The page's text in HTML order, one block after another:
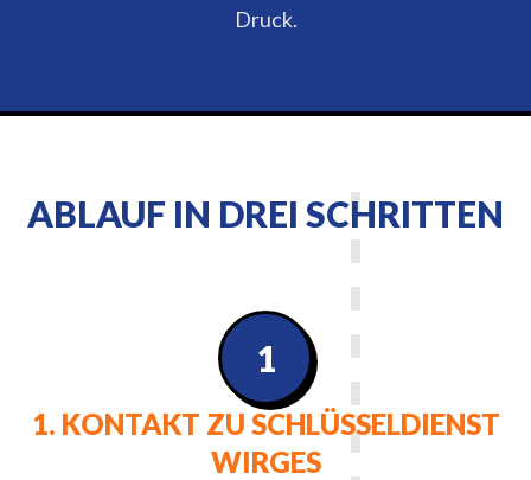
Druck.
ABLAUF IN DREI SCHRITTEN
1. KONTAKT ZU SCHLÜSSELDIENST
WIRGES
1